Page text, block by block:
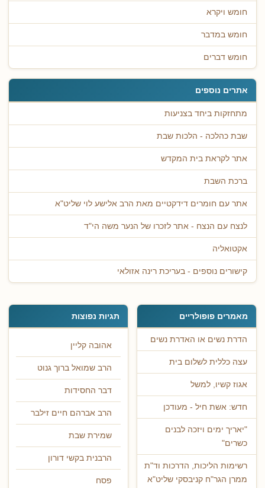
חומש ויקרא
חומש במדבר
חומש דברים
אתרים נוספים
מתחזקות ביחד בצניעות
שבת כהלכה - הלכות שבת
אתר לקראת בית המקדש
ברכת השבת
אתר עם חומרים דידקטיים מאת הרב אלישע לוי שליט"א
לנצח עם הנצח - אתר לזכרו של הנער משה הי"ד
אקטואליה
קישורים נוספים - בעריכת רינה אזולאי
מאמרים פופולריים
הדרת נשים או האדרת נשים
עצה כללית לשלום בית
אגוז קשיו, למשל
חדש: אשת חיל - מעודכן
"יאריך ימים ויזכה לבנים
כשרים"
רשימות הליכות, הדרכות וד"ת
ממרן הגר"ח קניבסקי שליט"א
תגיות נפוצות
אהובה קליין
הרב שמואל ברוך גנוט
דבר החסידות
הרב אברהם חיים זילבר
שמירת שבת
הרבנית בקשי דורון
פסח